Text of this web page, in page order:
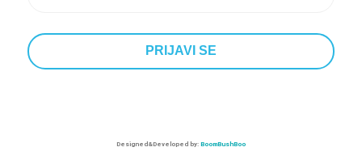
Designed&Developed by: BoomBushBoo